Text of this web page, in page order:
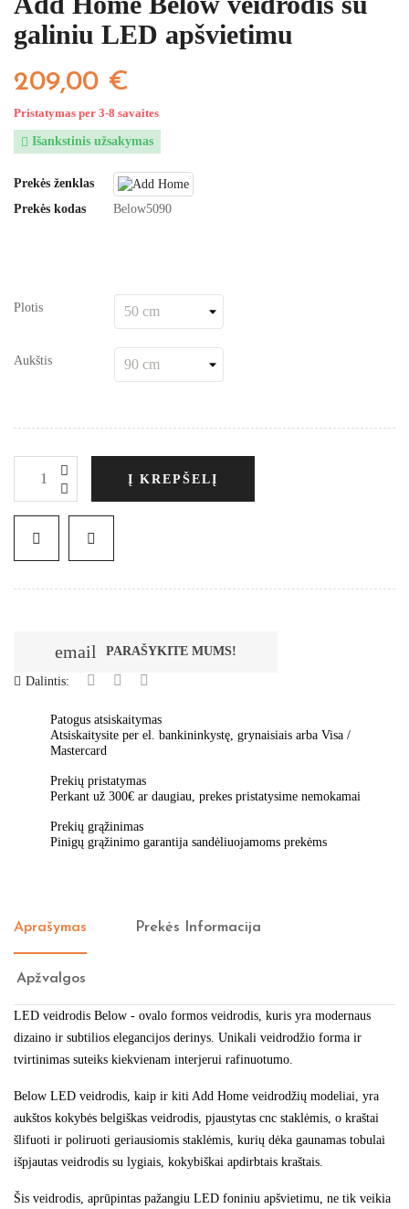
galiniu LED apšvietimu
209,00 €
Pristatymas per 3-8 savaites
 Išankstinis užsakymas
Prekės ženklas
Prekės kodas
Below5090
Plotis
Aukštis
Į KREPŠELĮ
email PARAŠYKITE MUMS!
Dalintis:
Patogus atsiskaitymas
Atsiskaitysite per el. bankininkystę, grynaisiais arba Visa /
Mastercard
Prekių pristatymas
Perkant už 300€ ar daugiau, prekes pristatysime nemokamai
Prekių grąžinimas
Pinigų grąžinimo garantija sandėliuojamoms prekėms
Aprašymas Prekės Informacija
Apžvalgos
LED veidrodis Below - ovalo formos veidrodis, kuris yra modernaus
dizaino ir subtilios elegancijos derinys. Unikali veidrodžio forma ir
tvirtinimas suteiks kiekvienam interjerui rafinuotumo.
Below LED veidrodis, kaip ir kiti Add Home veidrodžių modeliai, yra
aukštos kokybės belgiškas veidrodis, pjaustytas cnc staklėmis, o kraštai
šlifuoti ir poliruoti geriausiomis staklėmis, kurių dėka gaunamas tobulai
išpjautas veidrodis su lygiais, kokybiškai apdirbtais kraštais.
Šis veidrodis, aprūpintas pažangiu LED foniniu apšvietimu, ne tik veikia